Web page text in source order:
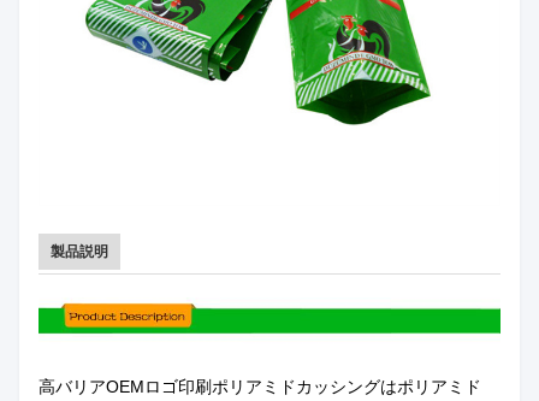
製品説明
高バリアOEMロゴ印刷ポリアミドカッシングはポリアミド